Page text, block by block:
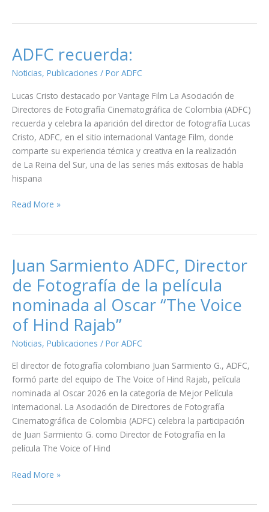
devolver
el
ADFC recuerda:
Noticias, Publicaciones / Por ADFC
Lucas Cristo destacado por Vantage Film La Asociación de
Directores de Fotografía Cinematográfica de Colombia (ADFC)
recuerda y celebra la aparición del director de fotografía Lucas
Cristo, ADFC, en el sitio internacional Vantage Film, donde
comparte su experiencia técnica y creativa en la realización
de La Reina del Sur, una de las series más exitosas de habla
hispana
ADFC
Read More »
Juan Sarmiento ADFC, Director
de Fotografía de la película
nominada al Oscar “The Voice
of Hind Rajab”
Noticias, Publicaciones / Por ADFC
El director de fotografía colombiano Juan Sarmiento G., ADFC,
formó parte del equipo de The Voice of Hind Rajab, película
nominada al Oscar 2026 en la categoría de Mejor Película
Internacional. La Asociación de Directores de Fotografía
Cinematográfica de Colombia (ADFC) celebra la participación
de Juan Sarmiento G. como Director de Fotografía en la
película The Voice of Hind
Juan
ADFC,
Read More »